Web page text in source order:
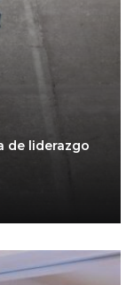
de liderazgo